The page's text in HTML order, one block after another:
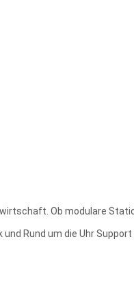
Ob modulare
Rund um die Uhr